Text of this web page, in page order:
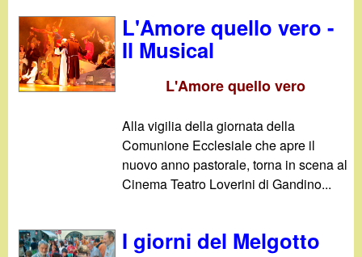
L'Amore quello vero -
Il Musical
L'Amore quello vero
Alla vigilia della giornata della
Comunione Ecclesiale che apre il
nuovo anno pastorale, torna in scena al
Cinema Teatro Loverini di Gandino...
I giorni del Melgotto